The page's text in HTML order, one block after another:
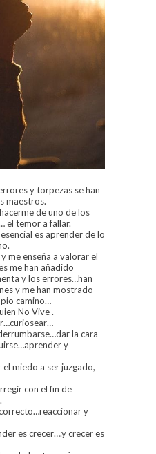
y torpezas se han
maestros.
de uno de los
el temor a fallar.
es aprender de lo
me enseña a valorar el
me han añadido
y los errores…han
y me han mostrado
camino…
No Vive .
la cara
y
miedo a ser juzgado,
con el fin de
y
es crecer….y crecer es